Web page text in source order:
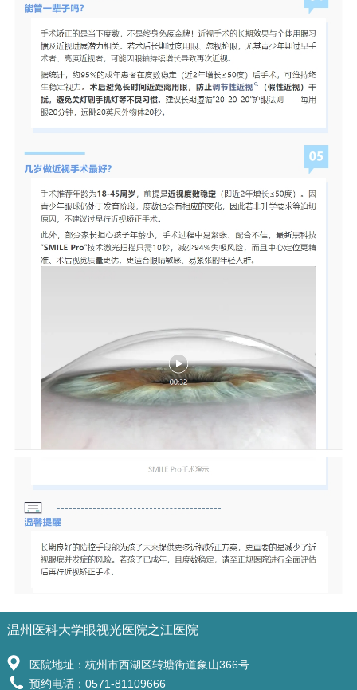
温州医科大学眼视光医院之江医院
医院地址：杭州市西湖区转塘街道象山366号
预约电话：0571-81109666